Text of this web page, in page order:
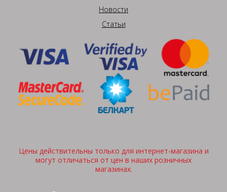
Новости
Статьи
Цены действительны только для интернет-магазина и
могут отличаться от цен в наших розничных
магазинах.